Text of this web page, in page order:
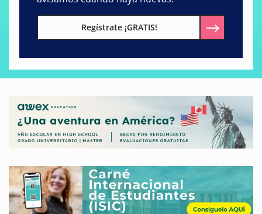
Regístrate ¡GRATIS!